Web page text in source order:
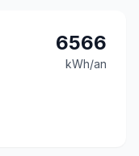
6566
kWh/an